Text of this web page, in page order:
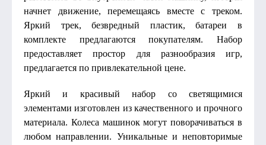
начнет движение, перемещаясь вместе с треком.
Яркий трек, безвредный пластик, батареи в
комплекте предлагаются покупателям. Набор
предоставляет простор для разнообразия игр,
предлагается по привлекательной цене.
Яркий и красивый набор со светящимися
элементами изготовлен из качественного и прочного
материала. Колеса машинок могут поворачиваться в
любом направлении. Уникальные и неповторимые